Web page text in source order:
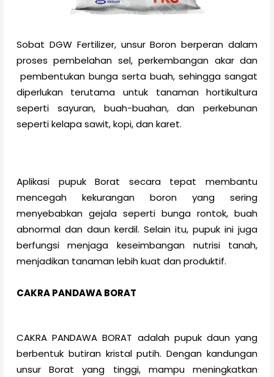
Sobat DGW Fertilizer, unsur Boron berperan dalam
proses pembelahan sel, perkembangan akar dan
pembentukan bunga serta buah, sehingga sangat
diperlukan terutama untuk tanaman hortikultura
seperti sayuran, buah-buahan, dan perkebunan
seperti kelapa sawit, kopi, dan karet.
Aplikasi pupuk Borat secara tepat membantu
mencegah kekurangan boron yang sering
menyebabkan gejala seperti bunga rontok, buah
abnormal dan daun kerdil. Selain itu, pupuk ini juga
berfungsi menjaga keseimbangan nutrisi tanah,
menjadikan tanaman lebih kuat dan produktif.
CAKRA PANDAWA BORAT
CAKRA PANDAWA BORAT adalah pupuk daun yang
berbentuk butiran kristal putih. Dengan kandungan
unsur Borat yang tinggi, mampu meningkatkan